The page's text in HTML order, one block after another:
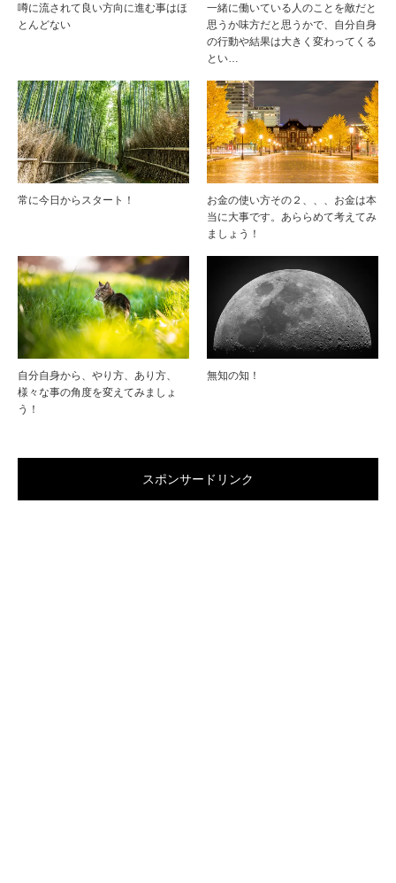
噂に流されて良い方向に進む事はほ
とんどない
一緒に働いている人のことを敵だと
思うか味方だと思うかで、自分自身
の行動や結果は大きく変わってくる
とい…
常に今日からスタート！
お金の使い方その２、、、お金は本
当に大事です。あららめて考えてみ
ましょう！
自分自身から、やり方、あり方、
様々な事の角度を変えてみましょ
う！
無知の知！
スポンサードリンク